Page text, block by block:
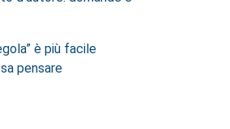
è più facile
pensare